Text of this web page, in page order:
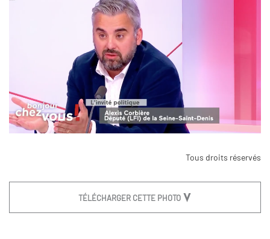
Tous droits réservés
TÉLÉCHARGER CETTE PHOTO